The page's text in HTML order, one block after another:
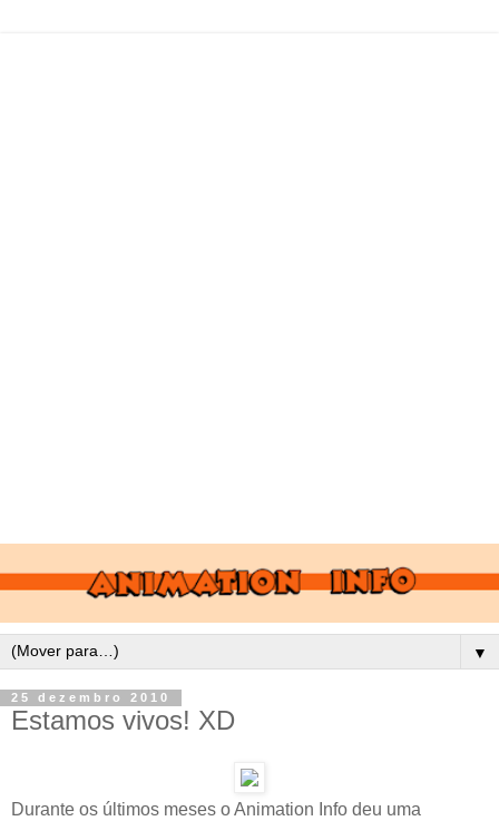
▼
25 dezembro 2010
Estamos vivos! XD
Durante os últimos meses o Animation Info deu uma